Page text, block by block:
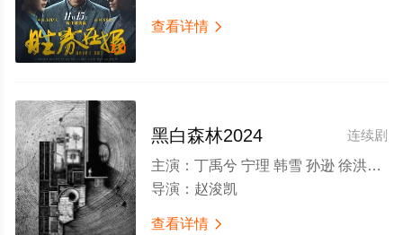
3.0
查看详情 
连续剧
黑白森林2024
主演： 丁禹兮 宁理 韩雪 孙逊 徐洪浩 夏侯镔 苏晓彤 傅程鹏 程煜 杜源 李乃文 李强 赵荀
导演： 赵浚凯
查看详情 